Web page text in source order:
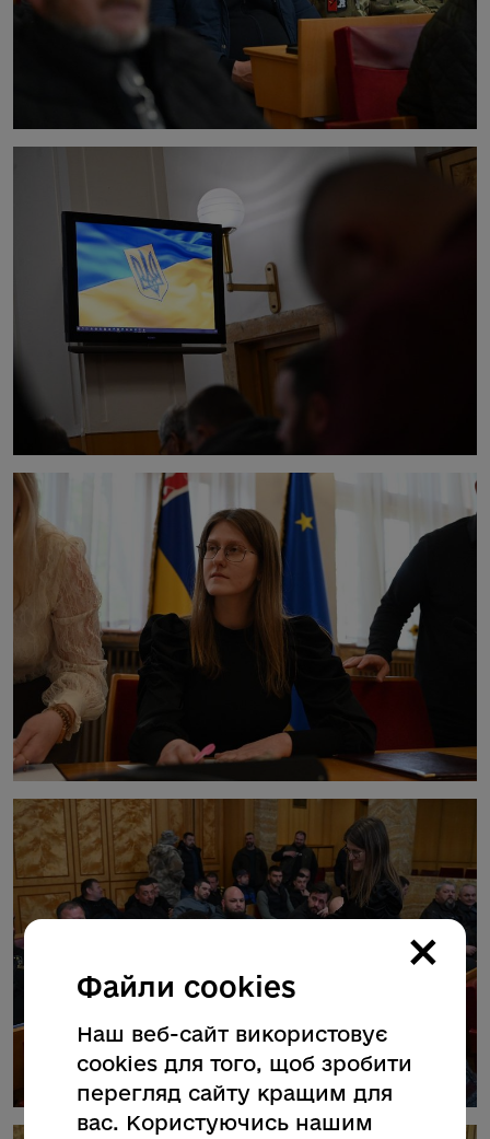
×
Файли cookies
Наш веб-сайт використовує
cookies для того, щоб зробити
перегляд сайту кращим для
вас. Користуючись нашим